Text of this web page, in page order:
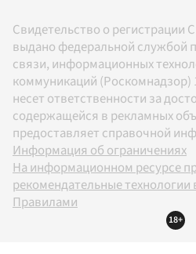
Свидетельство о
выдано федеральной службой
связи, информационных
коммуникаций (Роскомнадзор)
несет ответственности за
содержащейся в рекламных
предоставляет справочной
Информация об ограничениях
На информационном ресурсе
рекомендательные технологии
Правилами
18+